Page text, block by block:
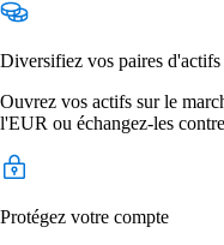
Diversifiez vos paires d'actifs
Ouvrez vos actifs sur le
l'EUR ou échangez-les
Protégez votre compte